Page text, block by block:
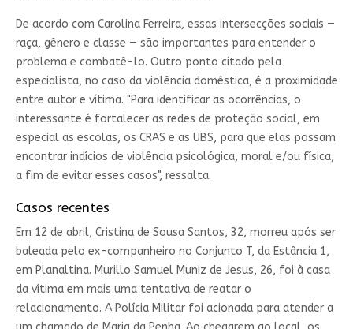
De acordo com Carolina Ferreira, essas intersecções sociais —
raça, gênero e classe — são importantes para entender o
problema e combatê-lo. Outro ponto citado pela
especialista, no caso da violência doméstica, é a proximidade
entre autor e vítima. "Para identificar as ocorrências, o
interessante é fortalecer as redes de proteção social, em
especial as escolas, os CRAS e as UBS, para que elas possam
encontrar indícios de violência psicológica, moral e/ou física,
a fim de evitar esses casos", ressalta.
Casos recentes
Em 12 de abril, Cristina de Sousa Santos, 32, morreu após ser
baleada pelo ex-companheiro no Conjunto T, da Estância 1,
em Planaltina. Murillo Samuel Muniz de Jesus, 26, foi à casa
da vítima em mais uma tentativa de reatar o
relacionamento. A Polícia Militar foi acionada para atender a